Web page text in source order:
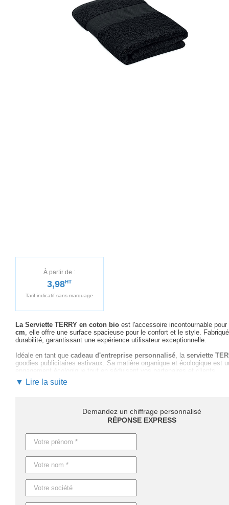
À partir de :
3,98HT
Tarif indicatif sans marquage
La Serviette TERRY en coton bio est l'accessoire incontournable
cm , elle offre une surface spacieuse pour le confort et le style.
durabilité, garantissant une expérience utilisateur exceptionnelle.
Idéale en tant que cadeau d'entreprise personnalisé , la serviette
goodies publicitaires estivaux. Sa matière organique et écologique est
engagement écologique tout en séduisant vos partenaires et clients.
La personnalisation est simplifiée grâce à notre accompagnement
Pour des commandes flexibles, comptez4 jours ouvrables sans
disponible pour répondre aux délais les plus serrés, sur demande.
Mettez en avant votre entreprise avec la serviette TERRY
avec un produit à la fois
Caractéristiques du produit :
Référence : MO9931
Nom : TERRY
Dimensions : 100X50 CM
▼ Lire la suite
Demandez un chiffrage personnalisé
RÉPONSE EXPRESS